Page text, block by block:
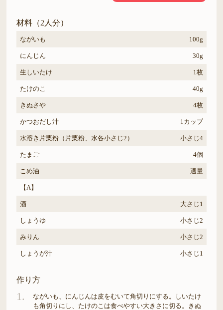
材料（2人分）
ながいも 100g
にんじん 30g
生しいたけ 1枚
たけのこ 40g
きぬさや 4枚
かつおだし汁 1カップ
水溶き片栗粉（片栗粉、水各小さじ2） 小さじ4
たまご 4個
こめ油 適量
【A】
酒 大さじ1
しょうゆ 小さじ2
みりん 小さじ2
しょうが汁 小さじ1
作り方
1.
ながいも、にんじんは皮をむいて角切りにする。しいたけ
も角切りにし、たけのこは食べやすい大きさに切る。きぬ